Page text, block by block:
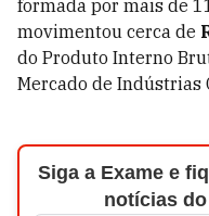
formada por mais de
movimentou cerca de
do Produto Interno
Mercado de Indústrias
Siga a Exame e
notícias